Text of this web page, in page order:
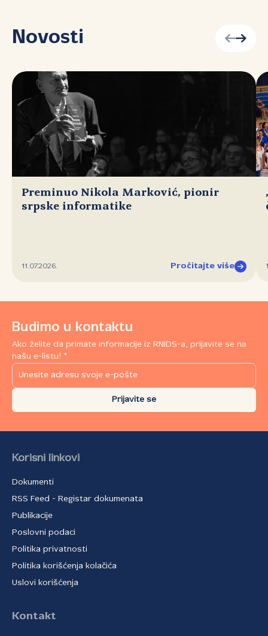
Novosti
Preminuo Nikola Marković, pionir
srpske informatike
11.07.2026. Pročitajte više
Budimo u kontaktu
Ako želite da primate informacije iz RNIDS-a, prijavite se na
našu e-listu! *
Prijavite se
Korisni linkovi
Dokumenti
RSS Feed - Registar dokumenata
Publikacije
Poslovni podaci
Politika privatnosti
Politika korišćenja kolačića
Uslovi korišćenja
Kontakt